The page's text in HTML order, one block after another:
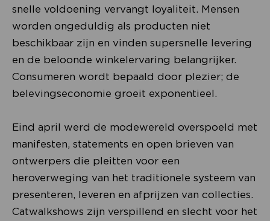
snelle voldoening vervangt loyaliteit. Mensen
worden ongeduldig als producten niet
beschikbaar zijn en vinden supersnelle levering
en de beloonde winkelervaring belangrijker.
Consumeren wordt bepaald door plezier; de
belevingseconomie groeit exponentieel.
Eind april werd de modewereld overspoeld met
manifesten, statements en open brieven van
ontwerpers die pleitten voor een
heroverweging van het traditionele systeem van
presenteren, leveren en afprijzen van collecties.
Catwalkshows zijn verspillend en slecht voor het